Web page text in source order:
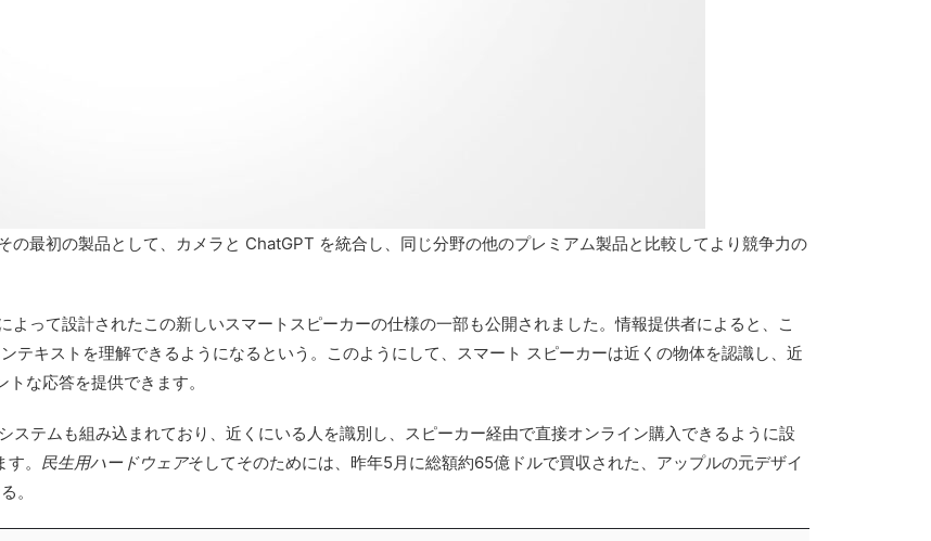
最初の製品として、カメラと ChatGPT を統合し、同じ分野の他のプレミアム製品と比較してより競争力の
よって設計されたこの新しいスマートスピーカーの仕様の一部も公開されました。情報提供者によると、こ
テキストを理解できるようになるという。このようにして、スマート スピーカーは近くの物体を認識し、近
な応答を提供できます。
テムも組み込まれており、近くにいる人を識別し、スピーカー経由で直接オンライン購入できるように設
。 民生用ハードウェアそしてそのためには、昨年5月に総額約65億ドルで買収された、アップルの元デザイ
。